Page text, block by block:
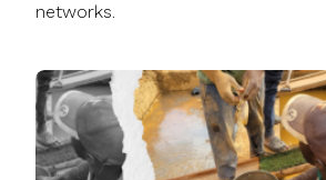
networks.